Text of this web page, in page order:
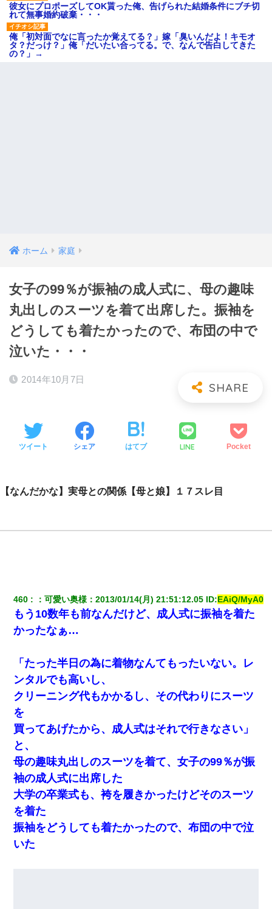
彼女にプロポーズしてOK貰った俺、告げられた結婚条件にブチ切
れて無事婚約破棄・・・
俺「初対面でなに言ったか覚えてる？」嫁「臭いんだよ！キモオ
タ？だっけ？」俺「だいたい合ってる。で、なんで告白してきた
の？」→
ホーム 家庭
女子の99％が振袖の成人式に、母の趣味
丸出しのスーツを着て出席した。振袖を
どうしても着たかったので、布団の中で
泣いた・・・
2014年10月7日
ツイート シェア はてブ LINE Pocket
【なんだかな】実母との関係【母と娘】１７スレ目
460 ：可愛い奥様 ：2013/01/14(月) 21:51:12.05 ID:EAiQ/MyA0
もう10数年も前なんだけど、成人式に振袖を着た
かったなぁ…
「たった半日の為に着物なんてもったいない。レ
ンタルでも高いし、
クリーニング代もかかるし、その代わりにスーツ
を
買ってあげたから、成人式はそれで行きなさい」
と、
母の趣味丸出しのスーツを着て、女子の99％が振
袖の成人式に出席した
大学の卒業式も、袴を履きかったけどそのスーツ
を着た
振袖をどうしても着たかったので、布団の中で泣
いた